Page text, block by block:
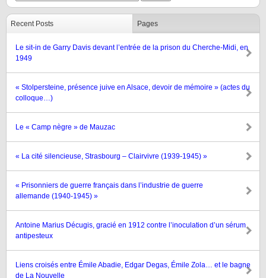
Recent Posts Pages
Le sit-in de Garry Davis devant l’entrée de la prison du Cherche-Midi, en
1949
« Stolpersteine, présence juive en Alsace, devoir de mémoire » (actes du
colloque…)
Le « Camp nègre » de Mauzac
« La cité silencieuse, Strasbourg – Clairvivre (1939-1945) »
« Prisonniers de guerre français dans l’industrie de guerre
allemande (1940-1945) »
Antoine Marius Décugis, gracié en 1912 contre l’inoculation d’un sérum
antipesteux
Liens croisés entre Émile Abadie, Edgar Degas, Émile Zola… et le bagne
de La Nouvelle